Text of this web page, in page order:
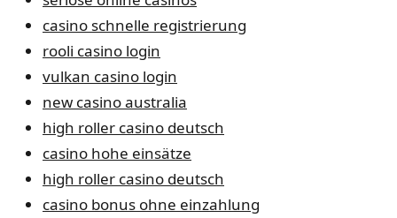
casino schnelle registrierung
rooli casino login
vulkan casino login
new casino australia
high roller casino deutsch
casino hohe einsätze
high roller casino deutsch
casino bonus ohne einzahlung